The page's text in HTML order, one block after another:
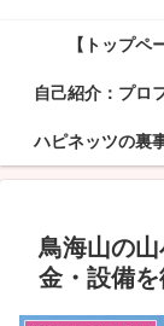
【トップペ
自己紹介：プロ
ハピネッツの裏
鳥海山の
金・設備